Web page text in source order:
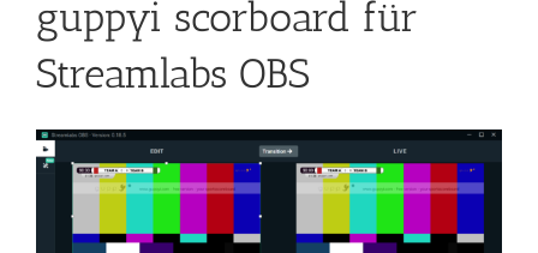
guppyi scorboard für
Streamlabs OBS